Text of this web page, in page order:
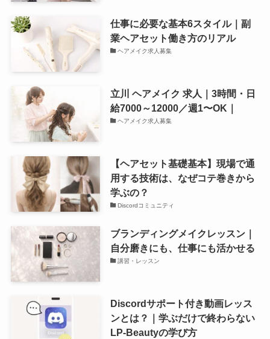
仕事に必要な基本6スタイル｜副
業ヘアセット働き方のリアル
ヘアメイク求人募集
立川 ヘアメイク 求人｜3時間・日
給7000～12000／週1〜OK｜
ヘアメイク求人募集
【ヘアセット基礎基本】現場で通
用する技術は、なぜコテ巻きから
学ぶの？
Discordコミュニティ
ブランディングメイクレッスン｜
自分磨きにも、仕事にも活かせる
講習・レッスン
Discordサポート付き動画レッス
ンとは？｜学ぶだけで終わらない
LP-Beautyの学び方